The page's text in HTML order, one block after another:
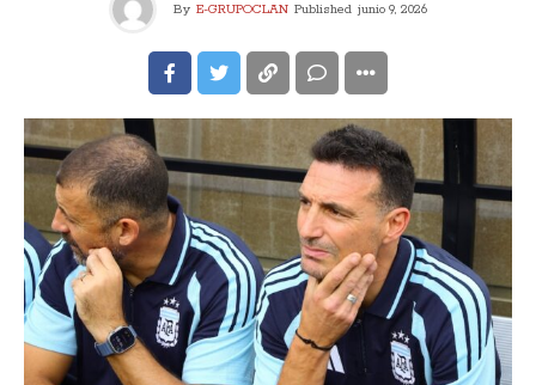
By E-GRUPOCLAN Published junio 9, 2026